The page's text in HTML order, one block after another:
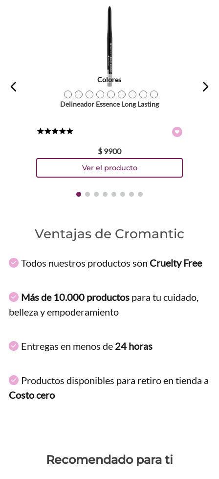
Colores
Delineador Essence Long Lasting
$ 9900
Ventajas de Cromantic
Todos nuestros productos son Cruelty Free
Más de 10.000 productos para tu cuidado,
belleza y empoderamiento
Entregas en menos de 24 horas
Productos disponibles para retiro en tienda a
Costo cero
Recomendado para ti